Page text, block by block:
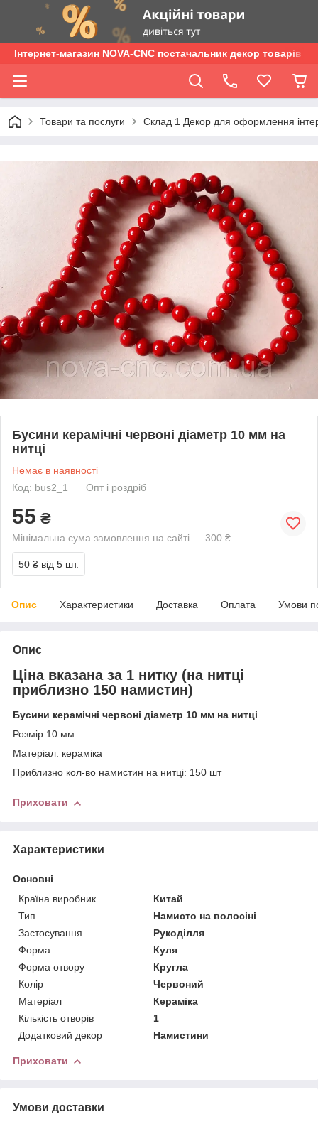
Інтернет-магазин NOVA-CNC постачальник декор товарів
Товари та послуги Склад 1 Декор для оформлення
Бусини керамічні червоні діаметр 10 мм на
нитці
Немає в наявності
Код: bus2_1
Опт і роздріб
55 ₴
Мінімальна сума замовлення на сайті — 300 ₴
50 ₴ від 5 шт.
Опис Характеристики Доставка Оплата Умови
Опис
Ціна вказана за 1 нитку (на нитці
приблизно 150 намистин)
Бусини керамічні червоні діаметр 10 мм на нитці
Розмір:10 мм
Матеріал: кераміка
Приблизно кол-во намистин на нитці: 150 шт
Приховати
Характеристики
Основні
Країна виробник
Китай
Тип
Намисто на волосіні
Застосування
Рукоділля
Форма
Куля
Форма отвору
Кругла
Колір
Червоний
Матеріал
Кераміка
Кількість отворів
1
Додатковий декор
Намистини
Приховати
Умови доставки